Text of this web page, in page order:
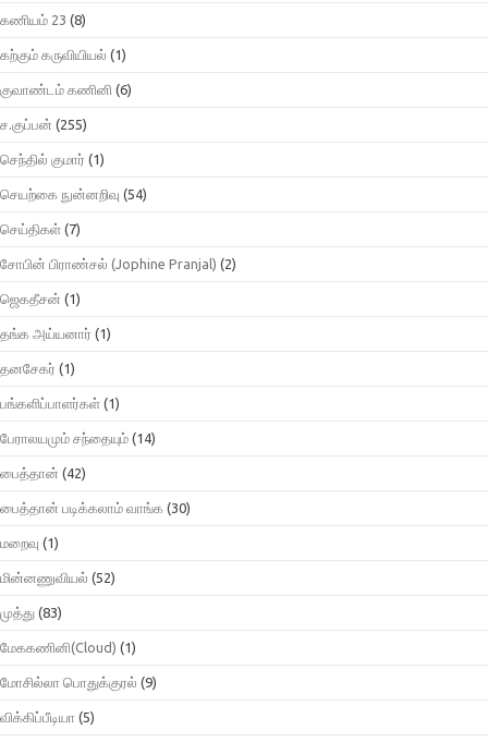
கணியம் 23 (8)
கற்கும் கருவியியல் (1)
குவாண்டம் கணினி (6)
ச.குப்பன் (255)
செந்தில் குமார் (1)
செயற்கை நுன்னறிவு (54)
செய்திகள் (7)
சோபின் பிராண்சல் (Jophine Pranjal) (2)
ஜெகதீசன் (1)
தங்க அய்யனார் (1)
தனசேகர் (1)
பங்களிப்பாளர்கள் (1)
பேராலயமும் சந்தையும் (14)
பைத்தான் (42)
பைத்தான் படிக்கலாம் வாங்க (30)
மறைவு (1)
மின்னணுவியல் (52)
முத்து (83)
மேககணினி(Cloud) (1)
மோசில்லா பொதுக்குரல் (9)
விக்கிப்பீடியா (5)